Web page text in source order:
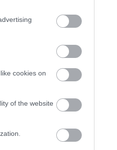
cookies on
of the website